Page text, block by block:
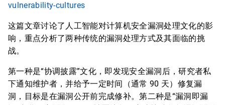
vulnerability-cultures
这篇文章讨论了人工智能对计算机安全漏洞处理文化的影
响，重点分析了两种传统的漏洞处理方式及其面临的挑
战。
第一种是“协调披露”文化，即发现安全漏洞后，研究者私
下通知维护者，并给予一定时间（通常 90 天）修复漏
洞，目标是在漏洞公开前完成修补。第二种是“漏洞即漏